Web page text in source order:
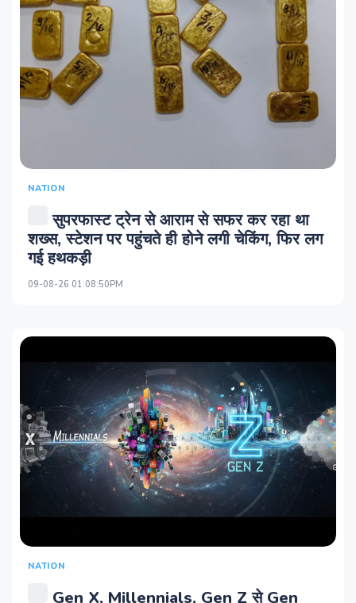
NATION
सुपरफास्‍ट ट्रेन से आराम से सफर कर रहा था
शख्‍स, स्‍टेशन पर पहुंचते ही होने लगी चेकिंग, फिर लग
गई हथकड़ी
09-08-26 01:08:50PM
NATION
Gen X, Millennials, Gen Z से Gen